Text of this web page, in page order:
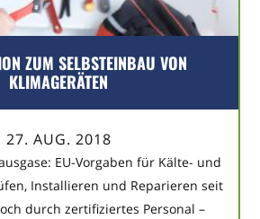
ZUM SELBSTEINBAU VON
KLIMAGERÄTEN
27. AUG. 2018
EU-Vorgaben für Kälte- und
Installieren und Reparieren seit
durch zertifiziertes Personal –